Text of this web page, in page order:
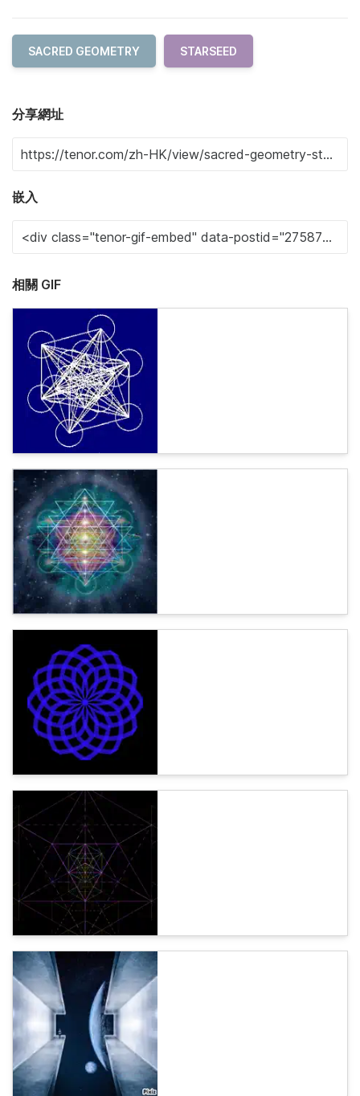
SACRED GEOMETRY STARSEED
分享網址
嵌入
相關 GIF